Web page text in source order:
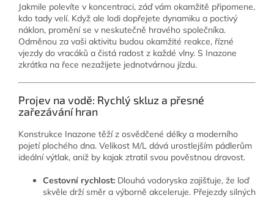
Jakmile polevíte v koncentraci, záď vám okamžitě připomene,
kdo tady velí. Když ale lodi dopřejete dynamiku a poctivý
náklon, promění se v neskutečně hravého společníka.
Odměnou za vaši aktivitu budou okamžité reakce, řízné
vjezdy do vracáků a čistá radost z každé vlny. S Inazone
zkrátka na řece nezažijete jednotvárnou jízdu.
Projev na vodě: Rychlý skluz a přesné
zařezávání hran
Konstrukce Inazone těží z osvědčené délky a moderního
pojetí plochého dna. Velikost M/L dává urostlejším pádlerům
ideální výtlak, aniž by kajak ztratil svou pověstnou dravost.
Cestovní rychlost: Dlouhá vodoryska zajišťuje, že loď
skvěle drží směr a výborně akceleruje. Přejezdy silných